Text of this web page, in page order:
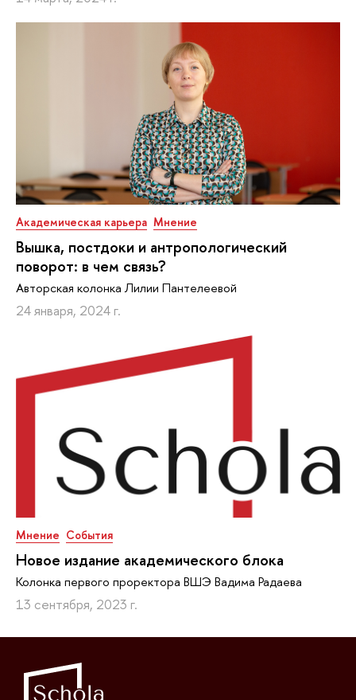
Академическая карьера Мнение
Вышка, постдоки и антропологический
поворот: в чем связь?
Авторская колонка Лилии Пантелеевой
24 января, 2024 г.
Мнение События
Новое издание академического блока
Колонка первого проректора ВШЭ Вадима Радаева
13 сентября, 2023 г.